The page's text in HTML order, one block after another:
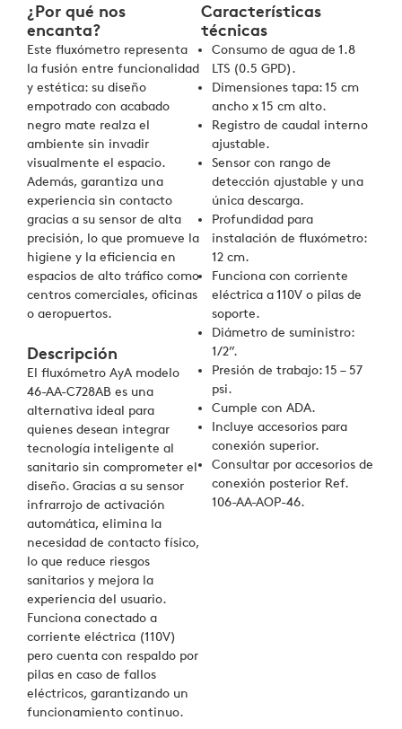
¿Por qué nos
encanta?
Este fluxómetro representa
la fusión entre funcionalidad
y estética: su diseño
empotrado con acabado
negro mate realza el
ambiente sin invadir
visualmente el espacio.
Además, garantiza una
experiencia sin contacto
gracias a su sensor de alta
precisión, lo que promueve la
higiene y la eficiencia en
espacios de alto tráfico como
centros comerciales, oficinas
o aeropuertos.
Descripción
El fluxómetro AyA modelo
46-AA-C728AB es una
alternativa ideal para
quienes desean integrar
tecnología inteligente al
sanitario sin comprometer el
diseño. Gracias a su sensor
infrarrojo de activación
automática, elimina la
necesidad de contacto físico,
lo que reduce riesgos
sanitarios y mejora la
experiencia del usuario.
Funciona conectado a
corriente eléctrica (110V)
pero cuenta con respaldo por
pilas en caso de fallos
eléctricos, garantizando un
funcionamiento continuo.
Características
técnicas
Consumo de agua de 1.8
LTS (0.5 GPD).
Dimensiones tapa: 15 cm
ancho x 15 cm alto.
Registro de caudal interno
ajustable.
Sensor con rango de
detección ajustable y una
única descarga.
Profundidad para
instalación de fluxómetro:
12 cm.
Funciona con corriente
eléctrica a 110V o pilas de
soporte.
Diámetro de suministro:
1/2”.
Presión de trabajo: 15 – 57
psi.
Cumple con ADA.
Incluye accesorios para
conexión superior.
Consultar por accesorios de
conexión posterior Ref.
106-AA-AOP-46.